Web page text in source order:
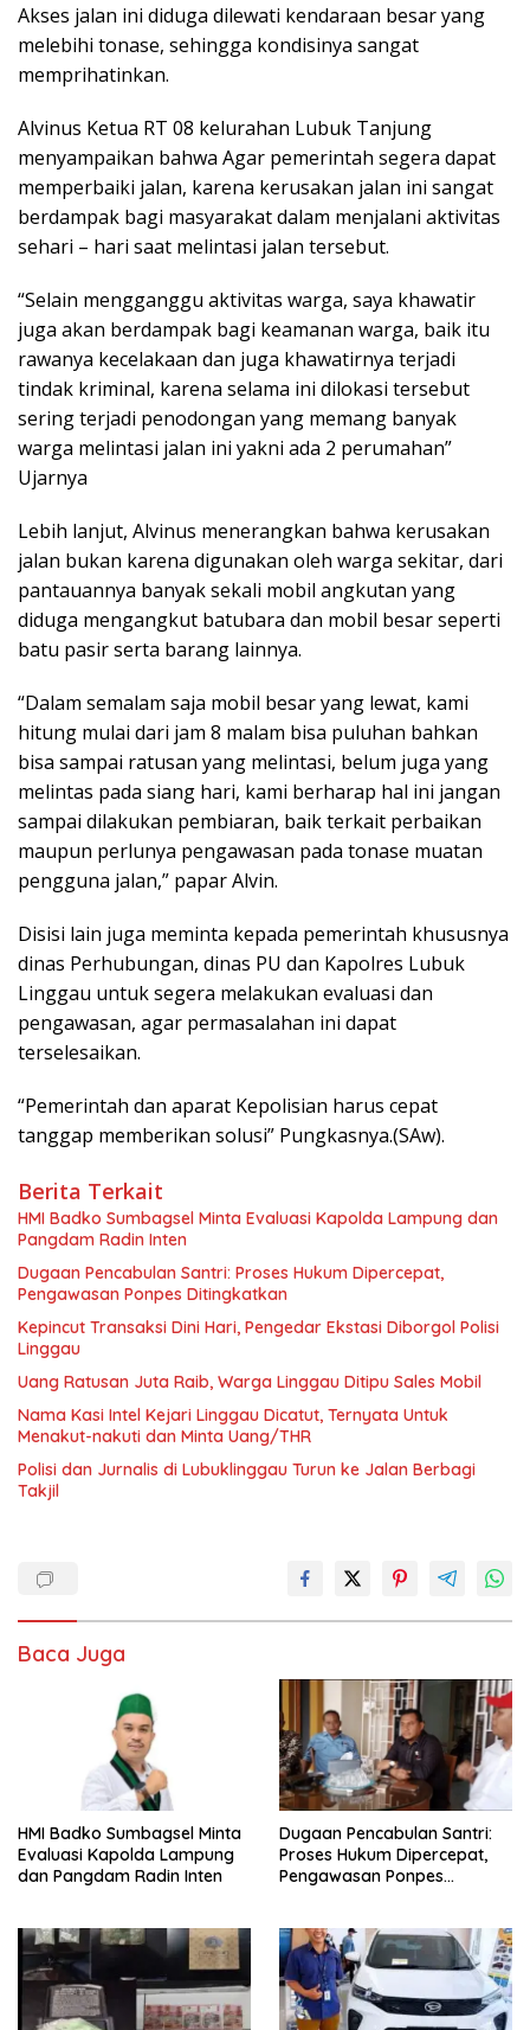
Akses jalan ini diduga dilewati kendaraan besar yang
melebihi tonase, sehingga kondisinya sangat
memprihatinkan.
Alvinus Ketua RT 08 kelurahan Lubuk Tanjung
menyampaikan bahwa Agar pemerintah segera dapat
memperbaiki jalan, karena kerusakan jalan ini sangat
berdampak bagi masyarakat dalam menjalani aktivitas
sehari – hari saat melintasi jalan tersebut.
“Selain mengganggu aktivitas warga, saya khawatir
juga akan berdampak bagi keamanan warga, baik itu
rawanya kecelakaan dan juga khawatirnya terjadi
tindak kriminal, karena selama ini dilokasi tersebut
sering terjadi penodongan yang memang banyak
warga melintasi jalan ini yakni ada 2 perumahan”
Ujarnya
Lebih lanjut, Alvinus menerangkan bahwa kerusakan
jalan bukan karena digunakan oleh warga sekitar, dari
pantauannya banyak sekali mobil angkutan yang
diduga mengangkut batubara dan mobil besar seperti
batu pasir serta barang lainnya.
“Dalam semalam saja mobil besar yang lewat, kami
hitung mulai dari jam 8 malam bisa puluhan bahkan
bisa sampai ratusan yang melintasi, belum juga yang
melintas pada siang hari, kami berharap hal ini jangan
sampai dilakukan pembiaran, baik terkait perbaikan
maupun perlunya pengawasan pada tonase muatan
pengguna jalan,” papar Alvin.
Disisi lain juga meminta kepada pemerintah khususnya
dinas Perhubungan, dinas PU dan Kapolres Lubuk
Linggau untuk segera melakukan evaluasi dan
pengawasan, agar permasalahan ini dapat
terselesaikan.
“Pemerintah dan aparat Kepolisian harus cepat
tanggap memberikan solusi” Pungkasnya.(SAw).
Berita Terkait
HMI Badko Sumbagsel Minta Evaluasi Kapolda Lampung dan
Pangdam Radin Inten
Dugaan Pencabulan Santri: Proses Hukum Dipercepat,
Pengawasan Ponpes Ditingkatkan
Kepincut Transaksi Dini Hari, Pengedar Ekstasi Diborgol Polisi
Linggau
Uang Ratusan Juta Raib, Warga Linggau Ditipu Sales Mobil
Nama Kasi Intel Kejari Linggau Dicatut, Ternyata Untuk
Menakut-nakuti dan Minta Uang/THR
Polisi dan Jurnalis di Lubuklinggau Turun ke Jalan Berbagi
Takjil
Baca Juga
HMI Badko Sumbagsel Minta
Evaluasi Kapolda Lampung
dan Pangdam Radin Inten
Dugaan Pencabulan Santri:
Proses Hukum Dipercepat,
Pengawasan Ponpes